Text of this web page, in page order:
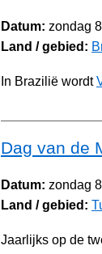
Datum: zondag
Land / gebied:
In Brazilië wordt
Dag van de
Datum: zondag
Land / gebied:
Jaarlijks op de